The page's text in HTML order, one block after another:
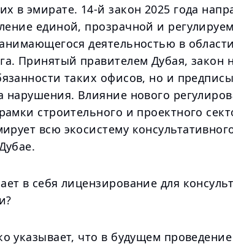
в эмирате. 14-й закон 2025 года
единой, прозрачной и
деятельностью в
Принятый правителем Дубая, закон
таких офисов, но и
нарушения. Влияние нового
строительного и проектного
всю экосистему
в себя лицензирование для
указывает, что в будущем